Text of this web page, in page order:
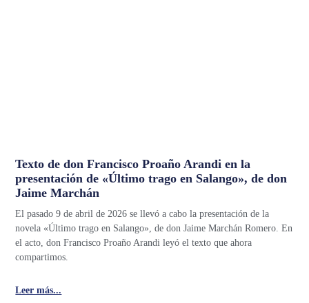
Texto de don Francisco Proaño Arandi en la
presentación de «Último trago en Salango», de don
Jaime Marchán
El pasado 9 de abril de 2026 se llevó a cabo la presentación de la
novela «Último trago en Salango», de don Jaime Marchán Romero. En
el acto, don Francisco Proaño Arandi leyó el texto que ahora
compartimos.
Leer más...